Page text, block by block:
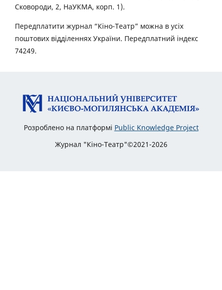
Сковороди, 2, НаУКМА, корп. 1).
Передплатити журнал “Кіно-Театр” можна в усіх
поштових відділеннях України. Передплатний індекс
74249.
Розроблено на платформі Public Knowledge Project
Журнал "Кіно-Театр"©2021-2026